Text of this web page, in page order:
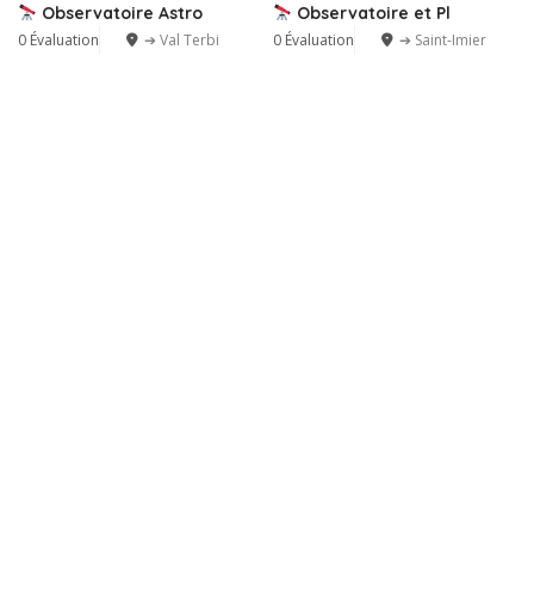
Observatoire Astro
0 Évaluation ➔ Val Terbi
Observatoire et Pl
0 Évaluation ➔ Saint-Imier